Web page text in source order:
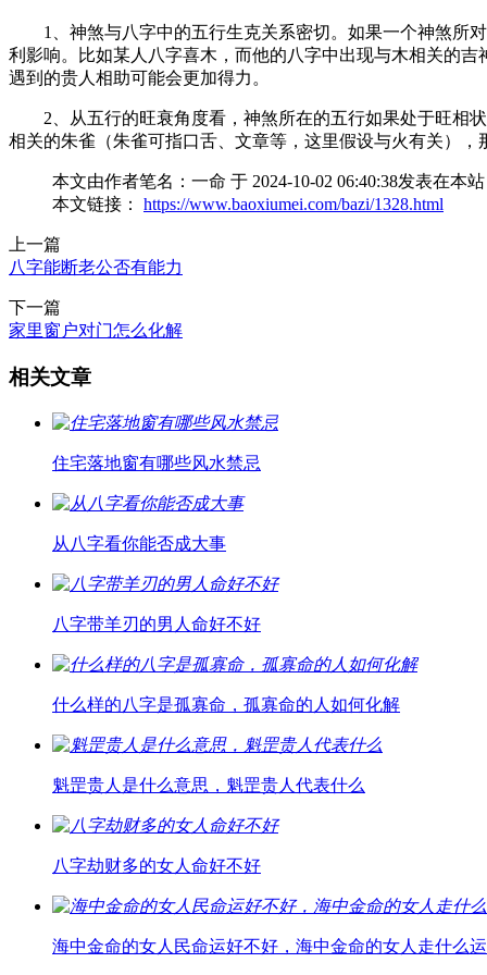
1、神煞与八字中的五行生克关系密切。如果一个神煞所
利影响。比如某人八字喜木，而他的八字中出现与木相关的
遇到的贵人相助可能会更加得力。
2、从五行的旺衰角度看，神煞所在的五行如果处于旺相
相关的朱雀（朱雀可指口舌、文章等，这里假设与火有关）
本文由作者笔名：一命 于 2024-10-02 06:40:38发表在
本文链接： https://www.baoxiumei.com/bazi/1328.html
上一篇
八字能断老公否有能力
下一篇
家里窗户对门怎么化解
相关文章
住宅落地窗有哪些风水禁忌
从八字看你能否成大事
八字带羊刃的男人命好不好
什么样的八字是孤寡命，孤寡命的人如何化解
魁罡贵人是什么意思，魁罡贵人代表什么
八字劫财多的女人命好不好
海中金命的女人民命运好不好，海中金命的女人走什么